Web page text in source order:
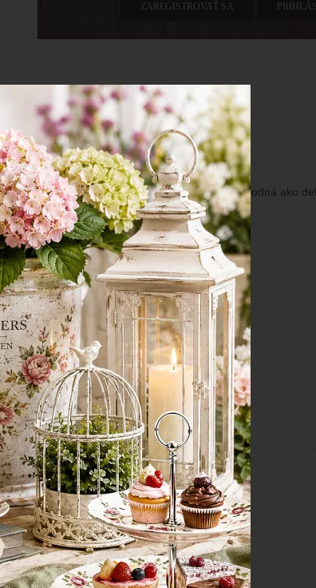
ZAREGISTROVAŤ SA
Vlastnosti
rozmer: 14x17x9 cm
materiál: keramika
Keramická váza, sivá so zlatým lemom, vhodná ako
teplého exteriéru.